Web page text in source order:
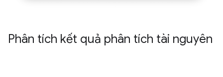
Phân tích kết quả phân tích tài nguyên